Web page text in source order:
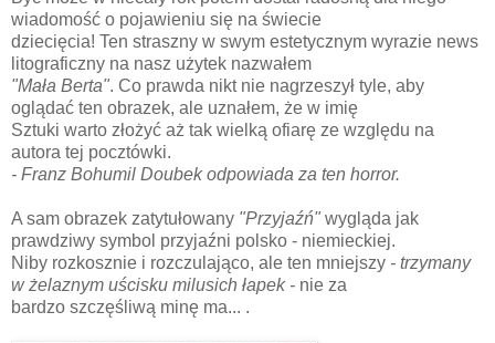
wiadomość o pojawieniu się na świecie
dziecięcia! Ten straszny w swym estetycznym wyrazie news
litograficzny na nasz użytek nazwałem
"Mała Berta". Co prawda nikt nie nagrzeszył tyle, aby
oglądać ten obrazek, ale uznałem, że w imię
Sztuki warto złożyć aż tak wielką ofiarę ze względu na
autora tej pocztówki.
- Franz Bohumil Doubek odpowiada za ten horror.
A sam obrazek zatytułowany "Przyjaźń" wygląda jak
prawdziwy symbol przyjaźni polsko - niemieckiej.
Niby rozkosznie i rozczulająco, ale ten mniejszy - trzymany
w żelaznym uścisku milusich łapek - nie za
bardzo szczęśliwą minę ma... .